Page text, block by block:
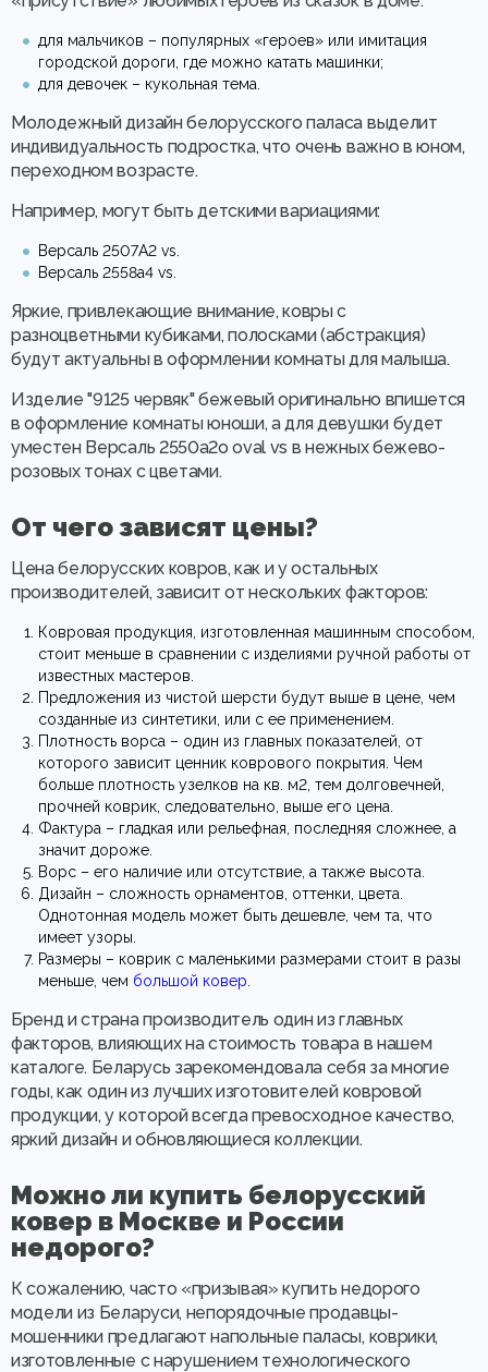
для мальчиков – популярных «героев» или имитация
городской дороги, где можно катать машинки;
для девочек – кукольная тема.
Молодежный дизайн белорусского паласа выделит
индивидуальность подростка, что очень важно в юном,
переходном возрасте.
Например, могут быть детскими вариациями:
Версаль 2507A2 vs.
Версаль 2558a4 vs.
Яркие, привлекающие внимание, ковры с
разноцветными кубиками, полосками (абстракция)
будут актуальны в оформлении комнаты для малыша.
Изделие "9125 червяк" бежевый оригинально впишется
в оформление комнаты юноши, а для девушки будет
уместен Версаль 2550a2o oval vs в нежных бежево-
розовых тонах с цветами.
От чего зависят цены?
Цена белорусских ковров, как и у остальных
производителей, зависит от нескольких факторов:
Ковровая продукция, изготовленная машинным способом,
стоит меньше в сравнении с изделиями ручной работы от
известных мастеров.
Предложения из чистой шерсти будут выше в цене, чем
созданные из синтетики, или с ее применением.
Плотность ворса – один из главных показателей, от
которого зависит ценник коврового покрытия. Чем
больше плотность узелков на кв. м2, тем долговечней,
прочней коврик, следовательно, выше его цена.
Фактура – гладкая или рельефная, последняя сложнее, а
значит дороже.
Ворс – его наличие или отсутствие, а также высота.
Дизайн – сложность орнаментов, оттенки, цвета.
Однотонная модель может быть дешевле, чем та, что
имеет узоры.
Размеры – коврик с маленькими размерами стоит в разы
меньше, чем большой ковер
Бренд и страна производитель один из главных
факторов, влияющих на стоимость товара в нашем
каталоге. Беларусь зарекомендовала себя за многие
годы, как один из лучших изготовителей ковровой
продукции, у которой всегда превосходное качество,
яркий дизайн и обновляющиеся коллекции.
Можно ли купить белорусский
ковер в Москве и России
недорого?
К сожалению, часто «призывая» купить недорого
модели из Беларуси, непорядочные продавцы-
мошенники предлагают напольные паласы, коврики,
изготовленные с нарушением технологического